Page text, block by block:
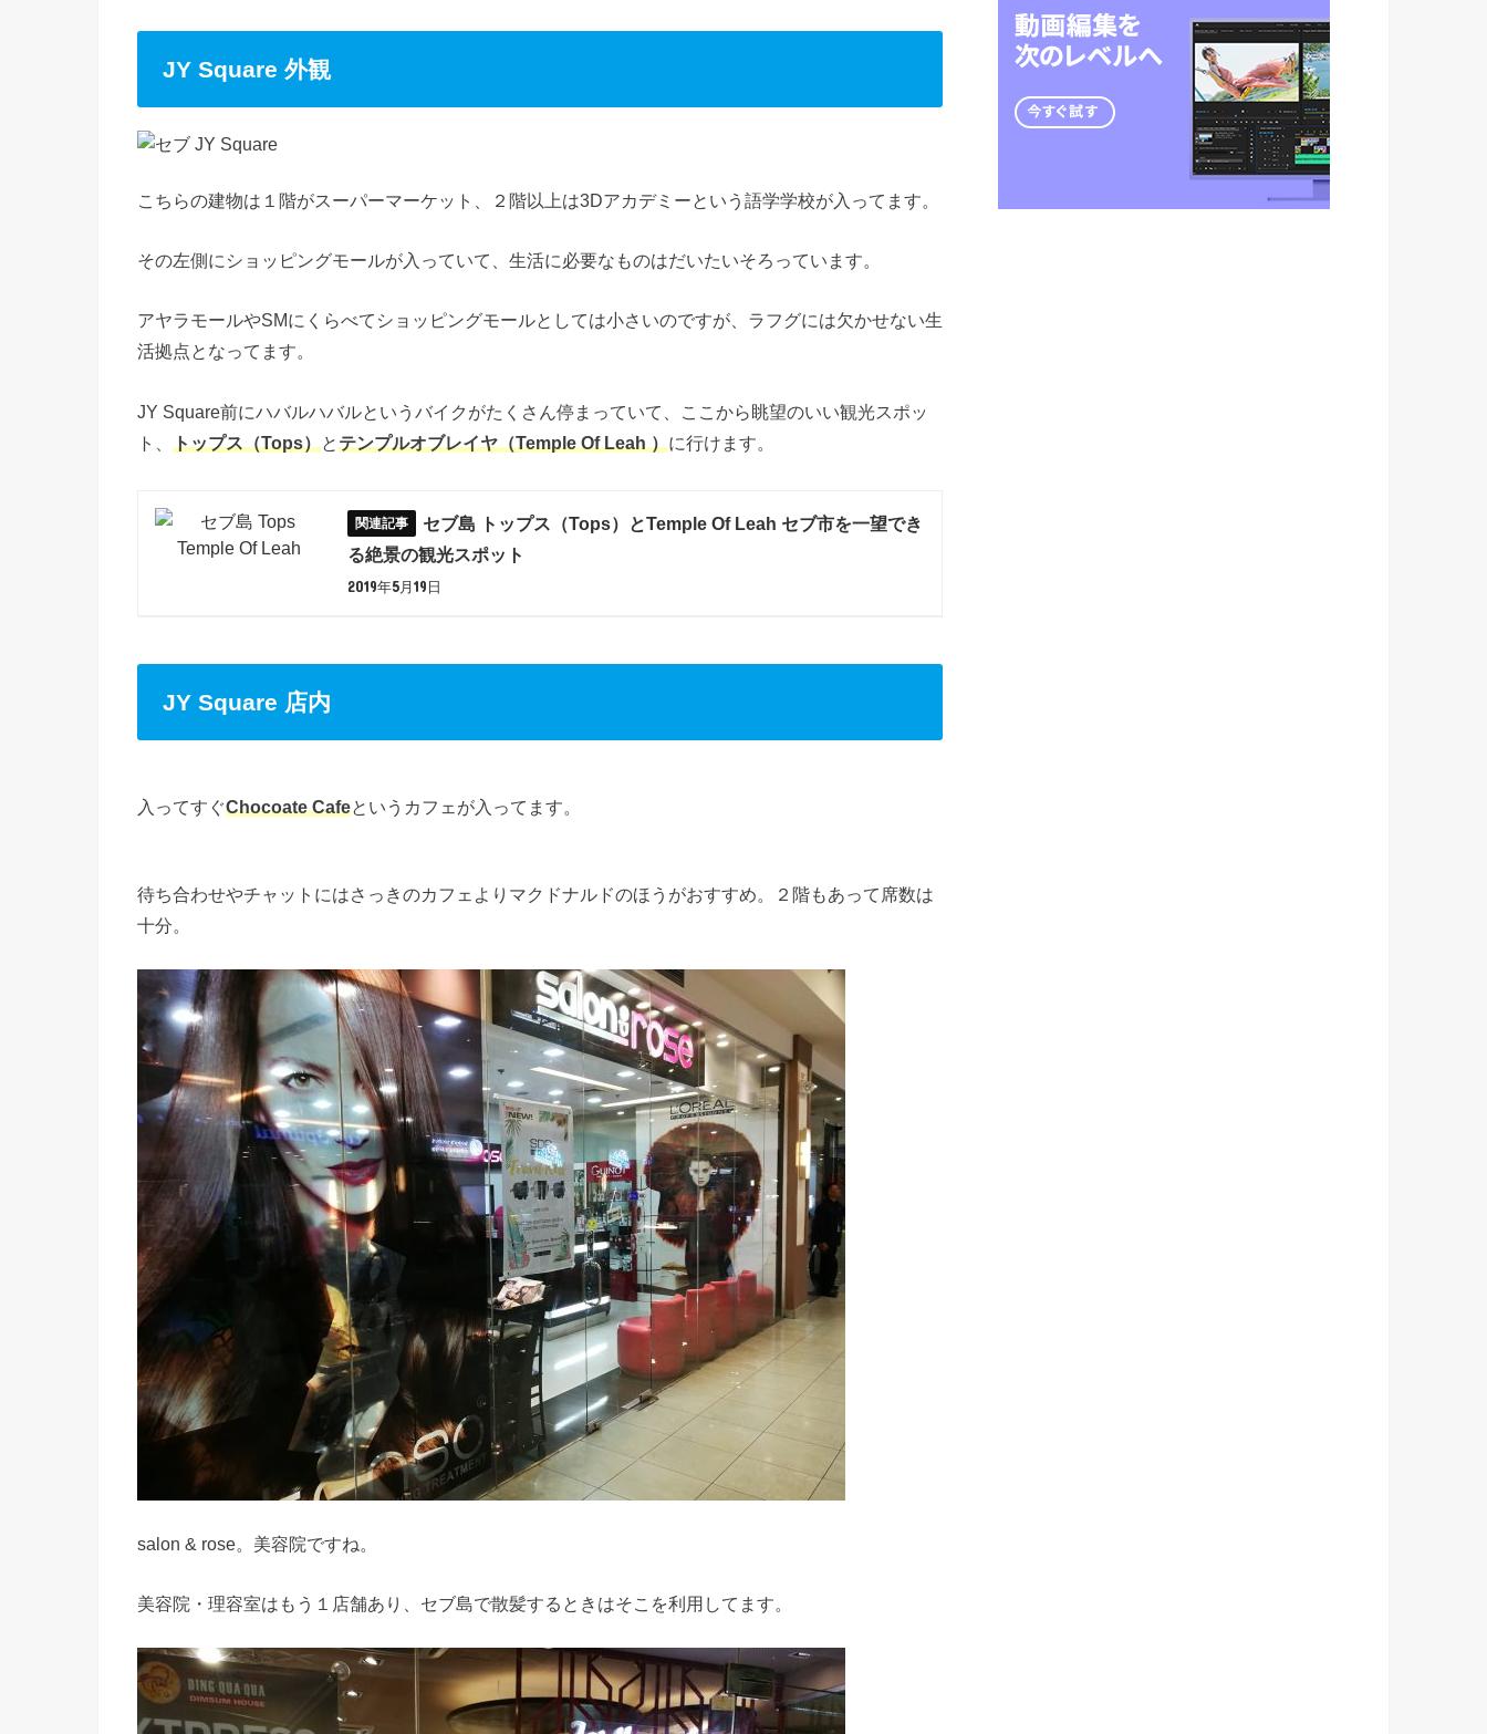
JY Square 外観
こちらの建物は１階がスーパーマーケット、２階以上は3Dアカデミーという語学学校が入ってます。
その左側にショッピングモールが入っていて、生活に必要なものはだいたいそろっています。
アヤラモールやSMにくらべてショッピングモールとしては小さいのですが、ラフグには欠かせない生
活拠点となってます。
JY Square前にハバルハバルというバイクがたくさん停まっていて、ここから眺望のいい観光スポッ
ト、 トップス（Tops）とテンプルオブレイヤ（Temple Of Leah ）に行けます。
セブ島 トップス（Tops）とTemple Of Leah セブ市を一望でき
る絶景の観光スポット
2019年5月19日
JY Square 店内
入ってすぐChocoate Cafeというカフェが入ってます。
待ち合わせやチャットにはさっきのカフェよりマクドナルドのほうがおすすめ。２階もあって席数は
十分。
salon & rose。美容院ですね。
美容院・理容室はもう１店舗あり、セブ島で散髪するときはそこを利用してます。